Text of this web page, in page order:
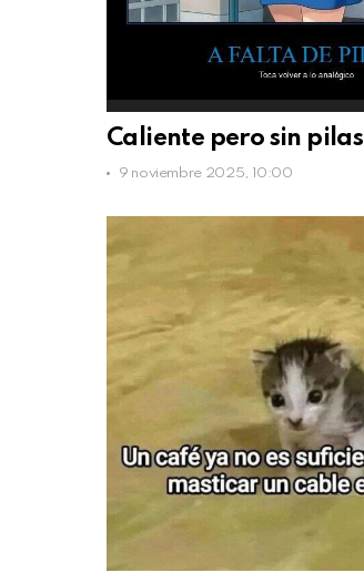
Caliente pero sin pilas
9 noviembre 2025, 10:00